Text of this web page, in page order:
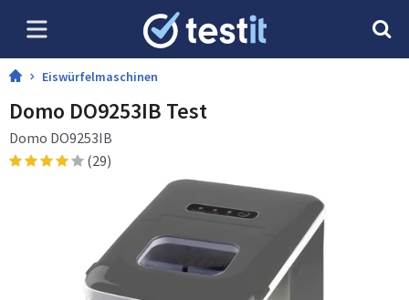
Eiswürfelmaschinen
Domo DO9253IB Test
Domo DO9253IB
(29)